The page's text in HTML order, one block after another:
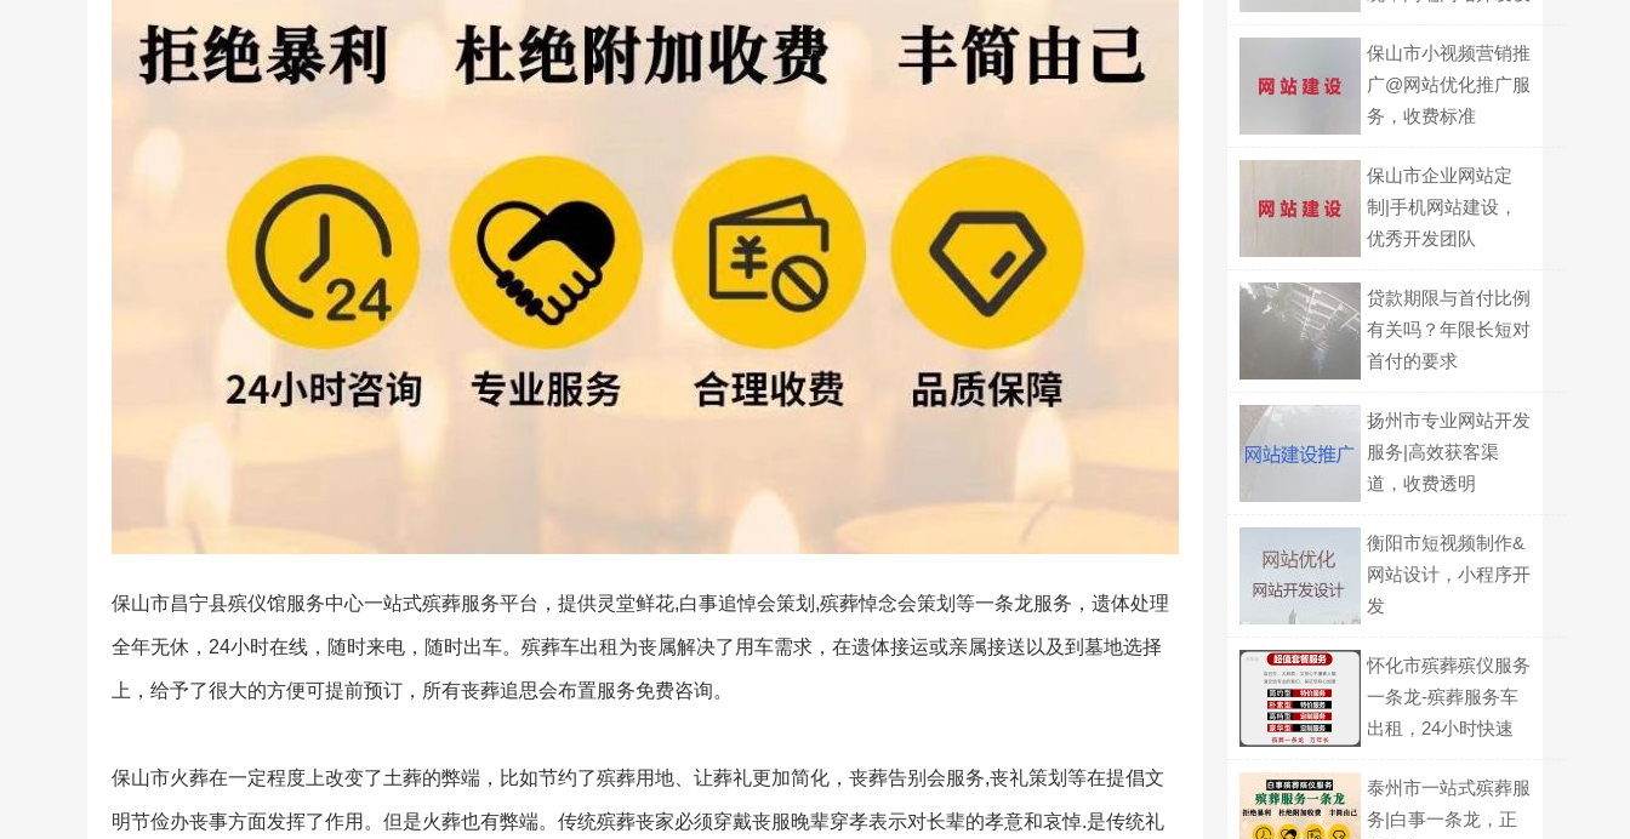
保山市昌宁县殡仪馆服务中心一站式殡葬服务平台，提供灵堂鲜花,白事追悼会策划,殡葬悼念会策划等一条龙服务，遗体处理
全年无休，24小时在线，随时来电，随时出车。殡葬车出租为丧属解决了用车需求，在遗体接运或亲属接送以及到墓地选择
上，给予了很大的方便可提前预订，所有丧葬追思会布置服务免费咨询。
保山市火葬在一定程度上改变了土葬的弊端，比如节约了殡葬用地、让葬礼更加简化，丧葬告别会服务,丧礼策划等在提倡文
明节俭办丧事方面发挥了作用。但是火葬也有弊端。传统殡葬丧家必须穿戴丧服晚辈穿孝表示对长辈的孝意和哀悼.是传统礼
保山市小视频营销推
广@网站优化推广服
务，收费标准
保山市企业网站定
制|手机网站建设，
优秀开发团队
贷款期限与首付比例
有关吗？年限长短对
首付的要求
扬州市专业网站开发
服务|高效获客渠
道，收费透明
衡阳市短视频制作&
网站设计，小程序开
发
怀化市殡葬殡仪服务
一条龙-殡葬服务车
出租，24小时快速
泰州市一站式殡葬服
务|白事一条龙，正